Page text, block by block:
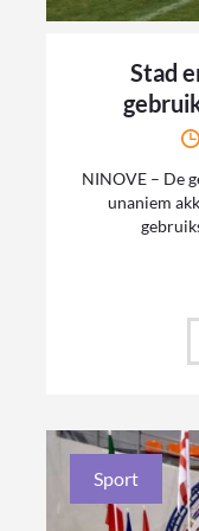
Stad
NINOVE – De
unaniem
Sport